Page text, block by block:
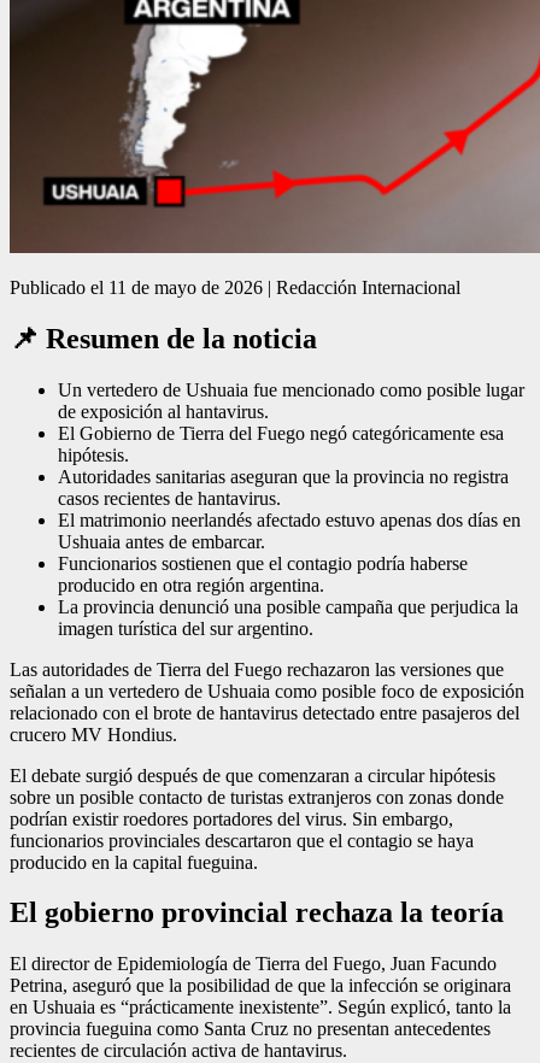
Publicado el 11 de mayo de 2026 | Redacción Internacional
📌 Resumen de la noticia
Un vertedero de Ushuaia fue mencionado como posible lugar
de exposición al hantavirus.
El Gobierno de Tierra del Fuego negó categóricamente esa
hipótesis.
Autoridades sanitarias aseguran que la provincia no registra
casos recientes de hantavirus.
El matrimonio neerlandés afectado estuvo apenas dos días en
Ushuaia antes de embarcar.
Funcionarios sostienen que el contagio podría haberse
producido en otra región argentina.
La provincia denunció una posible campaña que perjudica la
imagen turística del sur argentino.
Las autoridades de Tierra del Fuego rechazaron las versiones que
señalan a un vertedero de Ushuaia como posible foco de exposición
relacionado con el brote de hantavirus detectado entre pasajeros del
crucero MV Hondius.
El debate surgió después de que comenzaran a circular hipótesis
sobre un posible contacto de turistas extranjeros con zonas donde
podrían existir roedores portadores del virus. Sin embargo,
funcionarios provinciales descartaron que el contagio se haya
producido en la capital fueguina.
El gobierno provincial rechaza la teoría
El director de Epidemiología de Tierra del Fuego, Juan Facundo
Petrina, aseguró que la posibilidad de que la infección se originara
en Ushuaia es “prácticamente inexistente”. Según explicó, tanto la
provincia fueguina como Santa Cruz no presentan antecedentes
recientes de circulación activa de hantavirus.